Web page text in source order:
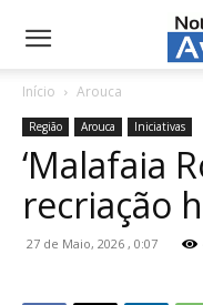
NotíciasdeAveiro.pt
Início Arouca
Região Arouca Iniciativas
‘Malafaia
recriação
27 de Maio, 2026 , 0:07